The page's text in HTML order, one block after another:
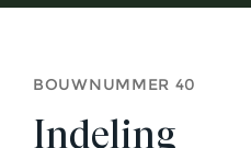
BOUWNUMMER 40
Indeling